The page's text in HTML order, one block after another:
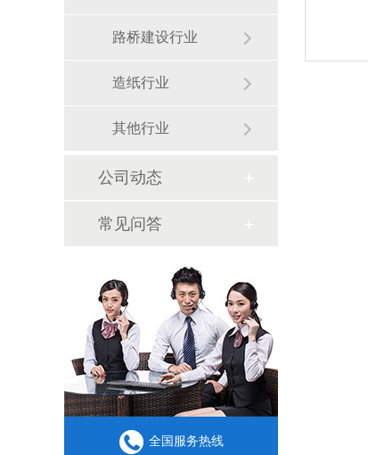
路桥建设行业
造纸行业
其他行业
公司动态
常见问答
全国服务热线